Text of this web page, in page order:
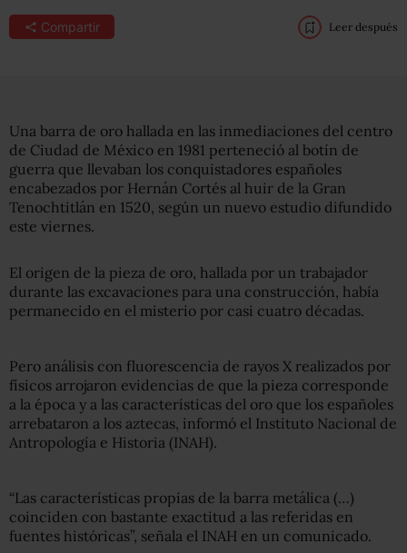
Compartir Leer después
Una barra de oro hallada en las inmediaciones del centro
de Ciudad de México en 1981 perteneció al botín de
guerra que llevaban los conquistadores españoles
encabezados por Hernán Cortés al huir de la Gran
Tenochtitlán en 1520, según un nuevo estudio difundido
este viernes.
El origen de la pieza de oro, hallada por un trabajador
durante las excavaciones para una construcción, había
permanecido en el misterio por casi cuatro décadas.
Pero análisis con fluorescencia de rayos X realizados por
físicos arrojaron evidencias de que la pieza corresponde
a la época y a las características del oro que los españoles
arrebataron a los aztecas, informó el Instituto Nacional de
Antropología e Historia (INAH).
“Las características propias de la barra metálica (…)
coinciden con bastante exactitud a las referidas en
fuentes históricas”, señala el INAH en un comunicado.